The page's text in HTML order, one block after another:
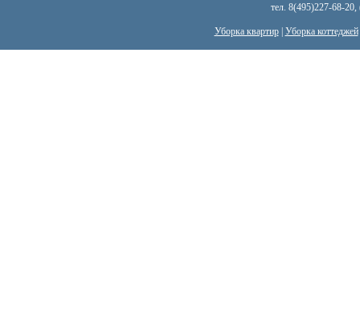
тел. 8(495)227-68-
Уборка квартир| Уборка коттеджей